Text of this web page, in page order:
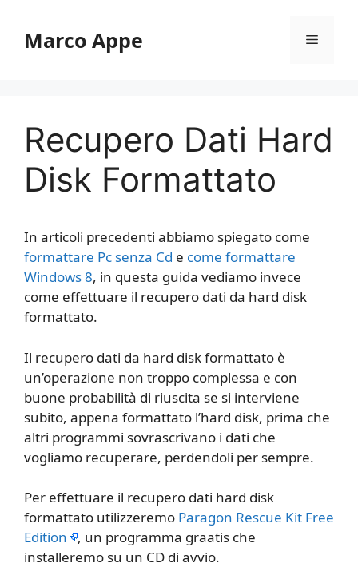
contenuto
Marco Appe Menu
Recupero Dati Hard
Disk Formattato
In articoli precedenti abbiamo spiegato come
formattare Pc senza Cd e come formattare
Windows 8, in questa guida vediamo invece
come effettuare il recupero dati da hard disk
formattato.
Il recupero dati da hard disk formattato è
un’operazione non troppo complessa e con
buone probabilità di riuscita se si interviene
subito, appena formattato l’hard disk, prima che
altri programmi sovrascrivano i dati che
vogliamo recuperare, perdendoli per sempre.
Per effettuare il recupero dati hard disk
formattato utilizzeremo Paragon Rescue Kit Free
Edition
, un programma graatis che
installeremo su un CD di avvio.